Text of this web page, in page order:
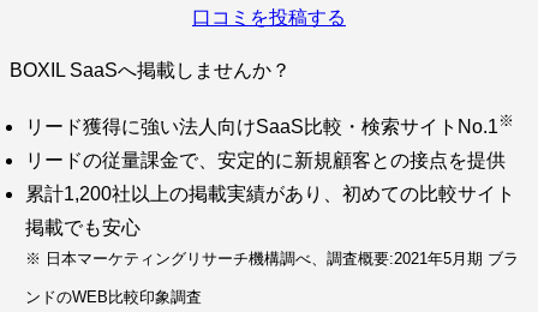
口コミを投稿する
BOXIL SaaSへ掲載しませんか？
リード獲得に強い法人向けSaaS比較・検索サイトNo.1 ※
リードの従量課金で、安定的に新規顧客との接点を提供
累計1,200社以上の掲載実績があり、初めての比較サイト
掲載でも安心
※ 日本マーケティングリサーチ機構調べ、調査概要:2021年5月期 ブラ
ンドのWEB比較印象調査